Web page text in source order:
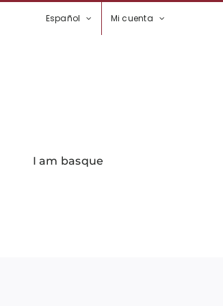
Español Mi cuenta
I am basque